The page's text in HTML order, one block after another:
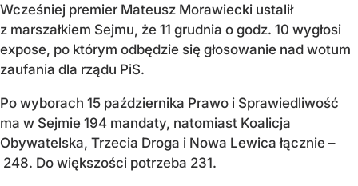
Wcześniej premier Mateusz Morawiecki ustalił
z marszałkiem Sejmu, że 11 grudnia o godz. 10 wygłosi
expose, po którym odbędzie się głosowanie nad wotum
zaufania dla rządu PiS.
Po wyborach 15 października Prawo i Sprawiedliwość
ma w Sejmie 194 mandaty, natomiast Koalicja
Obywatelska, Trzecia Droga i Nowa Lewica łącznie –
248. Do większości potrzeba 231.